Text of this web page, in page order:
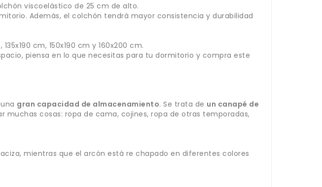
viscoelástico de 25 cm de alto.
Además, el colchón tendrá mayor consistencia y durabilidad
cm, 150x190 cm y 160x200 cm.
piensa en lo que necesitas para tu dormitorio y compra este
gran capacidad de almacenamiento. Se trata de un canapé de
cosas: ropa de cama, cojines, ropa de otras temporadas,
mientras que el arcón está re chapado en diferentes colores